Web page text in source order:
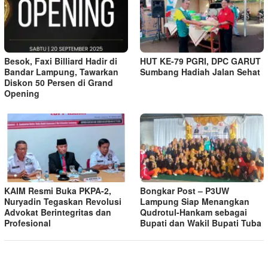
Besok, Faxi Billiard Hadir di
Bandar Lampung, Tawarkan
Diskon 50 Persen di Grand
Opening
HUT KE-79 PGRI, DPC GARUT
Sumbang Hadiah Jalan Sehat
KAIM Resmi Buka PKPA-2,
Nuryadin Tegaskan Revolusi
Advokat Berintegritas dan
Profesional
Bongkar Post – P3UW
Lampung Siap Menangkan
Qudrotul-Hankam sebagai
Bupati dan Wakil Bupati Tuba